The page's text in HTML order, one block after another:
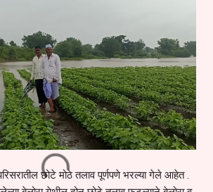
छोटे मोठे तलाव पूर्णपणे भरल्या गेले आहेत .